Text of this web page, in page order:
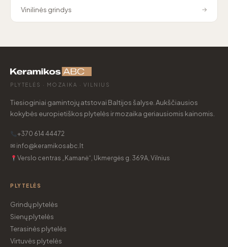
Vinilinės grindys →
PLYTELĖS · MOZAIKA · VILNIUS
Tiesioginiai gamintojų atstovai Baltijos šalyse. Aukščiausios
kokybės europietiškos plytelės ir mozaika geriausiomis kainomis.
+370 614 44472
✉ info@keramikosabc.lt
Verslo centras „Kamanė“, Ukmergės g. 369A, Vilnius
PLYTELĖS
Grindų plytelės
Sienų plytelės
Terasinės plytelės
Virtuvės plytelės